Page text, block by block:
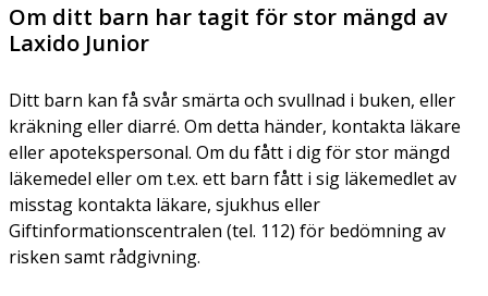
Om ditt barn har tagit för stor mängd av
Laxido Junior
Ditt barn kan få svår smärta och svullnad i buken, eller
kräkning eller diarré. Om detta händer, kontakta läkare
eller apotekspersonal. Om du fått i dig för stor mängd
läkemedel eller om t.ex. ett barn fått i sig läkemedlet av
misstag kontakta läkare, sjukhus eller
Giftinformationscentralen (tel. 112) för bedömning av
risken samt rådgivning.